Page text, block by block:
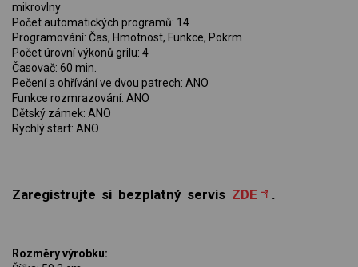
mikrovlny
Počet automatických programů: 14
Programování: Čas, Hmotnost, Funkce, Pokrm
Počet úrovní výkonů grilu: 4
Časovač: 60 min.
Pečení a ohřívání ve dvou patrech: ANO
Funkce rozmrazování: ANO
Dětský zámek: ANO
Rychlý start: ANO
Zaregistrujte si bezplatný servis ZDE .
Rozměry výrobku: